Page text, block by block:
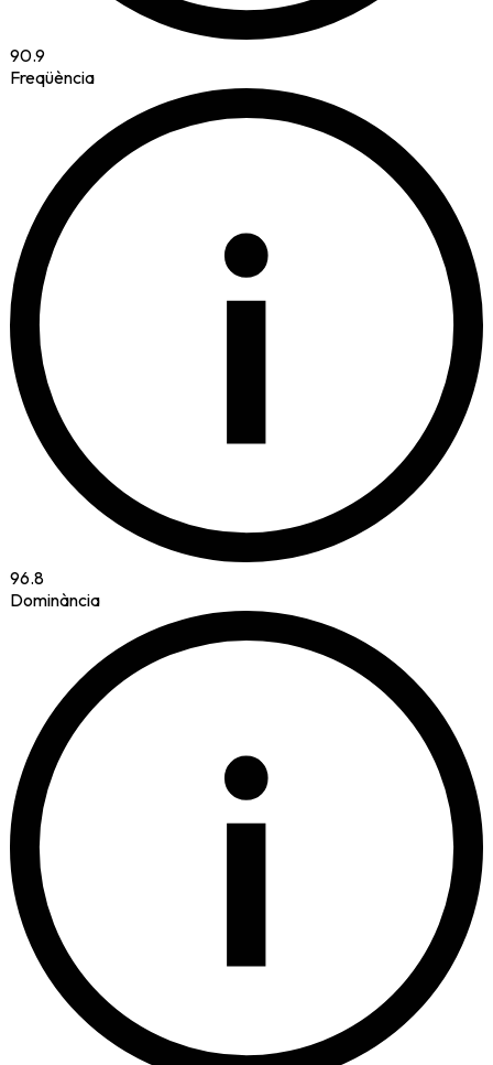
90.9
Freqüència
i
96.8
Dominància
i